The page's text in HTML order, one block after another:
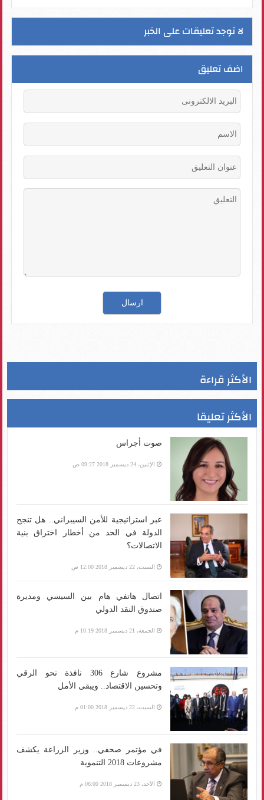
لا توجد تعليقات على الخبر
اضف تعليق
الأكثر قراءة
الأكثر تعليقا
صوت أجراس
الإثنين، 24 ديسمبر 2018 09:27 ص
عبر استراتيجية للأمن السيبراني.. هل تنجح
الدولة في الحد من أخطار اختراق بنية
الاتصالات؟
السبت، 22 ديسمبر 2018 12:00 ص
اتصال هاتفي هام بين السيسي ومديرة
صندوق النقد الدولي
الجمعة، 21 ديسمبر 2018 10:19 م
مشروع شارع 306 نافذة نحو الرقي
وتحسين الاقتصاد.. ويبقى الأمل
السبت، 22 ديسمبر 2018 01:00 م
في مؤتمر صحفي.. وزير الزراعة يكشف
مشروعات 2018 التنموية
الأحد، 23 ديسمبر 2018 06:00 م